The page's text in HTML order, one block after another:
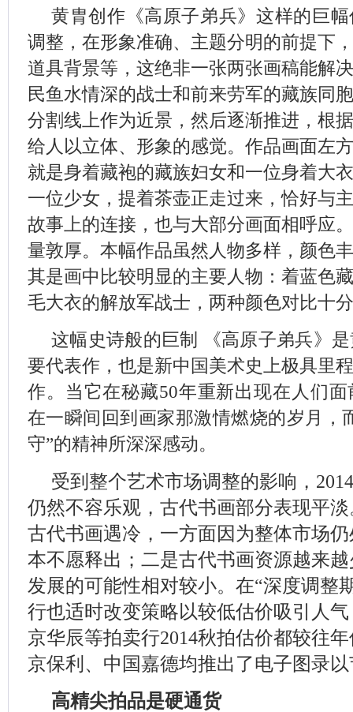
黄胄创作《高原子弟兵》这样的巨
调整，在形象准确、主题分明的前提下
道具背景等，这绝非一张两张画稿能解
民鱼水情深的战士和前来劳军的藏族同
分割线上作为近景，然后逐渐推进，根
给人以立体、形象的感觉。作品画面左
就是身着藏袍的藏族妇女和一位身着大
一位少女，提着茶壶正走过来，恰好与
故事上的连接，也与大部分画面相呼应
量敦厚。本幅作品虽然人物多样，颜色
其是画中比较明显的主要人物：着蓝色
毛大衣的解放军战士，两种颜色对比十
这幅史诗般的巨制 《高原子弟兵》
要代表作，也是新中国美术史上极具里
作。当它在秘藏50年重新出现在人们
在一瞬间回到画家那激情燃烧的岁月，
守”的精神所深深感动。
受到整个艺术市场调整的影响，
仍然不容乐观，古代书画部分表现平
古代书画遇冷，一方面因为整体市场
本不愿释出；二是古代书画资源越来
发展的可能性相对较小。在“深度调整
行也适时改变策略以较低估价吸引人
京华辰等拍卖行2014秋拍估价都较往
京保利、中国嘉德均推出了电子图录
高精尖拍品是硬通货